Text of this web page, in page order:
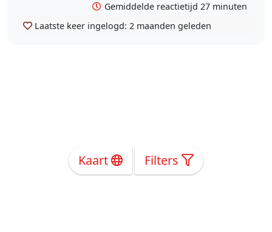
Gemiddelde reactietijd 27 minuten
Laatste keer ingelogd: 2 maanden geleden
Kaart Filters